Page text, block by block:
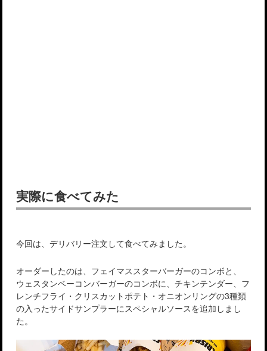
実際に食べてみた
今回は、デリバリー注文して食べてみました。
オーダーしたのは、フェイマススターバーガーのコンボと、
ウェスタンベーコンバーガーのコンボに、チキンテンダー、フ
レンチフライ・クリスカットポテト・オニオンリングの3種類
の入ったサイドサンプラーにスペシャルソースを追加しまし
た。